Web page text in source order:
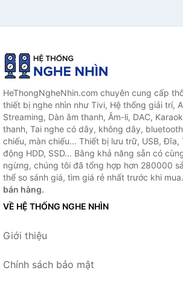
HeThongNgheNhin.com chuyên cung cấp
thiết bị nghe nhìn như Tivi, Hệ thống giải trí,
Streaming, Dàn âm thanh, Âm-li, DAC,
thanh, Tai nghe có dây, không dây,
chiếu, màn chiếu... Thiết bị lưu trữ, USB, Đĩa,
động HDD, SSD... Bằng khả năng sẵn có
ngừng, chúng tôi đã tổng hợp hơn 280000
thể so sánh giá, tìm giá rẻ nhất trước khi mua.
bán hàng.
VỀ HỆ THỐNG NGHE NHÌN
Giới thiệu
Chính sách bảo mật